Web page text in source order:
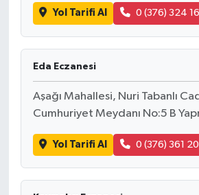
Yol Tarifi Al 0 (376) 324
Eda Eczanesi
Aşağı Mahallesi, Nuri Tabanlı
Cumhuriyet Meydanı No:5 B
Yol Tarifi Al 0 (376) 361